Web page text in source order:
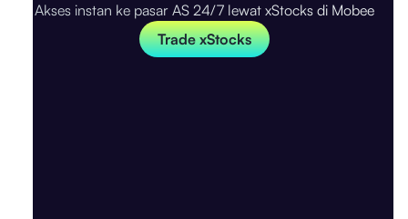
Akses instan ke pasar AS 24/7 lewat xStocks di Mobee
Trade xStocks